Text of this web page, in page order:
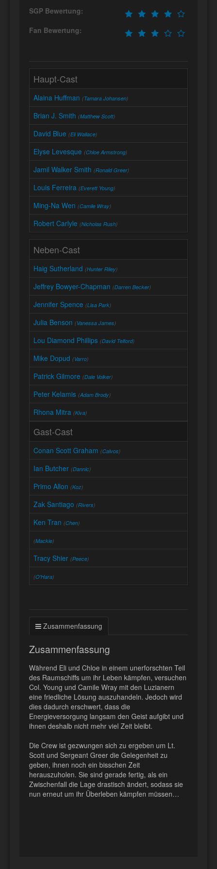
SGP Bewertung:
Fan Bewertung:
Haupt-Cast
Alaina Huffman (Tamara Johansen)
Brian J. Smith (Matthew Scott)
David Blue (Eli Wallace)
Elyse Levesque (Chloe Armstrong)
Jamil Walker Smith (Ronald Greer)
Louis Ferreira (Everett Young)
Ming-Na Wen (Camile Wray)
Robert Carlyle (Nicholas Rush)
Neben-Cast
Haig Sutherland (Hunter Riley)
Jeffrey Bowyer-Chapman (Darren Becker)
Jennifer Spence (Lisa Park)
Julia Benson (Vanessa James)
Lou Diamond Phillips (David Telford)
Mike Dopud (Varro)
Patrick Gilmore (Dale Volker)
Peter Kelamis (Adam Brody)
Rhona Mitra (Kiva)
Gast-Cast
Conan Scott Graham (Calvos)
Ian Butcher (Dannic)
Primo Allon (Koz)
Zak Santiago (Rivers)
Ken Tran (Chen)
(Mackie)
Tracy Shier (Peece)
(O'Hara)
Zusammenfassung
Zusammenfassung
Während Eli und Chloe in einem unerforschten Teil
des Raumschiffs um ihr Leben kämpfen, versuchen
Col. Young und Camile Wray mit den Luzianern
eine friedliche Lösung auszuhandeln. Jedoch wird
dies dadurch erschwert, dass die
Energieversorgung langsam den Geist aufgibt und
ihnen deshalb nicht mehr viel Zeit bleibt.
Die Crew ist gezwungen sich zu ergeben um Lt.
Scott und Sergeant Greer die Gelegenheit zu
geben, ihnen noch ein bisschen Zeit
herauszuholen. Sie sind gerade fertig, als ein
Zwischenfall die Lage drastisch ändert, sodass sie
nun erneut um ihr Überleben kämpfen müssen…